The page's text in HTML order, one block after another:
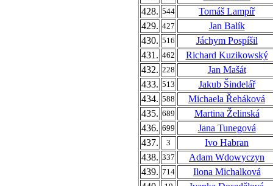
428. 544
Tomáš Lampíř
429. 427
Jan Balík
430. 516
Jáchym Pospíšil
431. 462
Richard Kuzikowský
432. 228
Jan Mašát
433. 513
Jakub Šindelář
434. 588
Michaela Řeháková
435. 689
Martina Želinská
436. 699
Jana Tunegová
437.
3
Ivo Habran
438. 337
Adam Wdowyczyn
439. 714
Ilona Michalková